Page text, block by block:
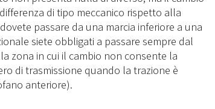
di tipo meccanico rispetto alla
passare da una marcia inferiore a una
siete obbligati a passare sempre dal
zona in cui il cambio non consente la
di trasmissione quando la trazione è
anteriore).